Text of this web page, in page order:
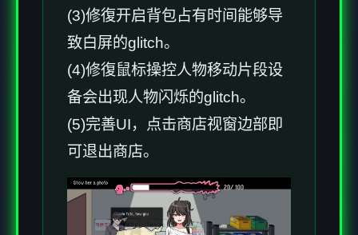
(3)修復开启背包占有时间能够导
致白屏的glitch。
(4)修復鼠标操控人物移动片段设
备会出现人物闪烁的glitch。
(5)完善UI，点击商店视窗边部即
可退出商店。